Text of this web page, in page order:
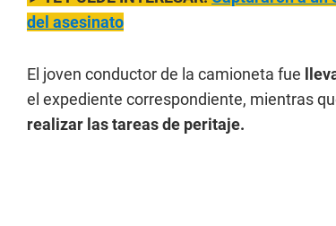
del asesinato
El joven conductor de la camioneta fue
el expediente correspondiente, mientras
realizar las tareas de peritaje.